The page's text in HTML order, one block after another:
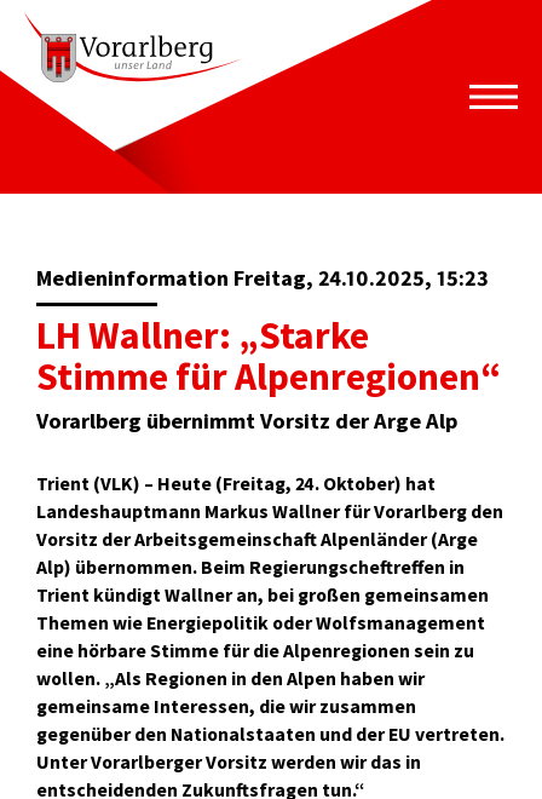
Medieninformation Freitag, 24.10.2025, 15:23
LH Wallner: „Starke
Stimme für Alpenregionen“
Vorarlberg übernimmt Vorsitz der Arge Alp
Trient (VLK) – Heute (Freitag, 24. Oktober) hat
Landeshauptmann Markus Wallner für Vorarlberg den
Vorsitz der Arbeitsgemeinschaft Alpenländer (Arge
Alp) übernommen. Beim Regierungscheftreffen in
Trient kündigt Wallner an, bei großen gemeinsamen
Themen wie Energiepolitik oder Wolfsmanagement
eine hörbare Stimme für die Alpenregionen sein zu
wollen. „Als Regionen in den Alpen haben wir
gemeinsame Interessen, die wir zusammen
gegenüber den Nationalstaaten und der EU vertreten.
Unter Vorarlberger Vorsitz werden wir das in
entscheidenden Zukunftsfragen tun.“